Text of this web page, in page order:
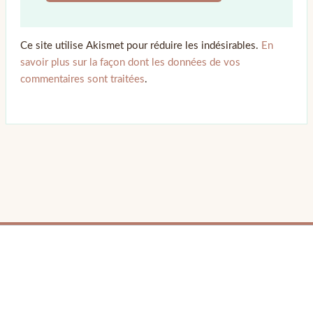
Ce site utilise Akismet pour réduire les indésirables. En
savoir plus sur la façon dont les données de vos
commentaires sont traitées.